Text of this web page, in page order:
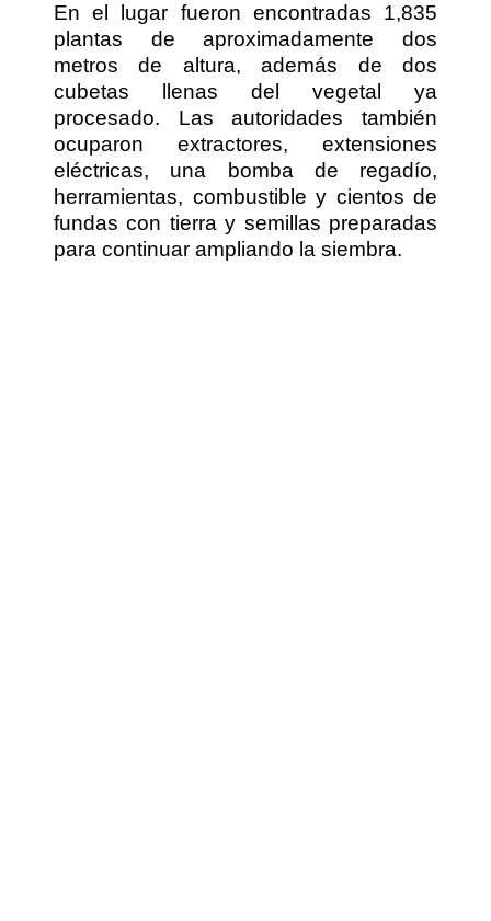
En el lugar fueron encontradas 1,835
plantas de aproximadamente dos
metros de altura, además de dos
cubetas llenas del vegetal ya
procesado. Las autoridades también
ocuparon extractores, extensiones
eléctricas, una bomba de regadío,
herramientas, combustible y cientos de
fundas con tierra y semillas preparadas
para continuar ampliando la siembra.